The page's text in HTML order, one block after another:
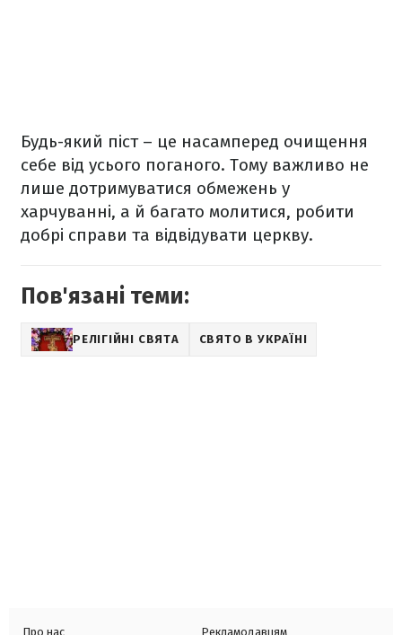
Будь-який піст – це насамперед очищення
себе від усього поганого. Тому важливо не
лише дотримуватися обмежень у
харчуванні, а й багато молитися, робити
добрі справи та відвідувати церкву.
Пов'язані теми:
РЕЛІГІЙНІ СВЯТА СВЯТО В УКРАЇНІ
Про нас Рекламодавцям